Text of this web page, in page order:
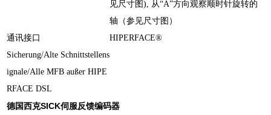
见尺寸图), 从“A”方向观察顺时针旋转的
轴（参见尺寸图）
通讯接口
HIPERFACE®
Sicherung/Alte Schnittstellens
ignale/Alle MFB außer HIPE
RFACE DSL
德国西克SICK伺服反馈编码器